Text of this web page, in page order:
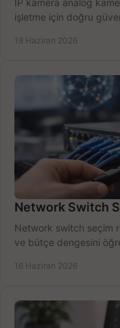
IP kamera analog
işletme için doğru
18 Haziran 2026
Network Switch
Network switch seçim
ve bütçe dengesini
16 Haziran 2026